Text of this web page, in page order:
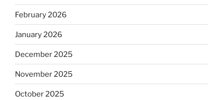
February 2026
January 2026
December 2025
November 2025
October 2025